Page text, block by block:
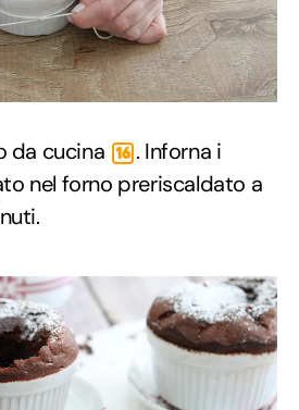
da cucina 16 . Inforna i
nel forno preriscaldato a